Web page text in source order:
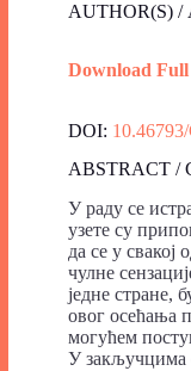
AUTHOR(S)
Download
DOI:
ABSTRACT
У раду се
узете су
да се у свакој
чулне
једне стране,
овог осећања
могућем
У закључцима